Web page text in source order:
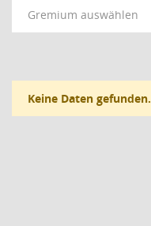
Gremium auswählen
Keine Daten gefunden.